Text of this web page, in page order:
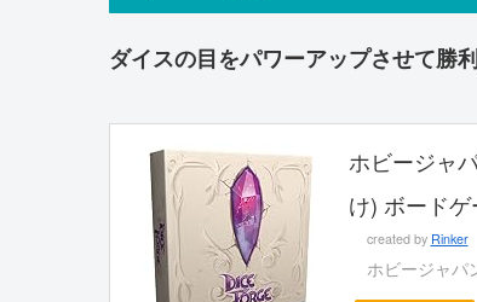
ダイスの目をパワーアップさせて勝
ホビージャ
け) ボードゲ
created by Rinker
ホビージャパ